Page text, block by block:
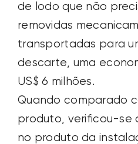
de lodo que não
removidas
transportadas para
descarte, uma
US$ 6 milhões.
Quando comparado
produto, verificou-se
no produto da